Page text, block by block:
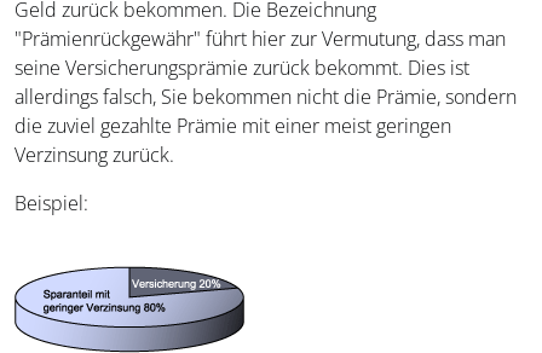
Geld zurück bekommen. Die Bezeichnung
"Prämienrückgewähr" führt hier zur Vermutung, dass man
seine Versicherungsprämie zurück bekommt. Dies ist
allerdings falsch, Sie bekommen nicht die Prämie, sondern
die zuviel gezahlte Prämie mit einer meist geringen
Verzinsung zurück.
Beispiel: